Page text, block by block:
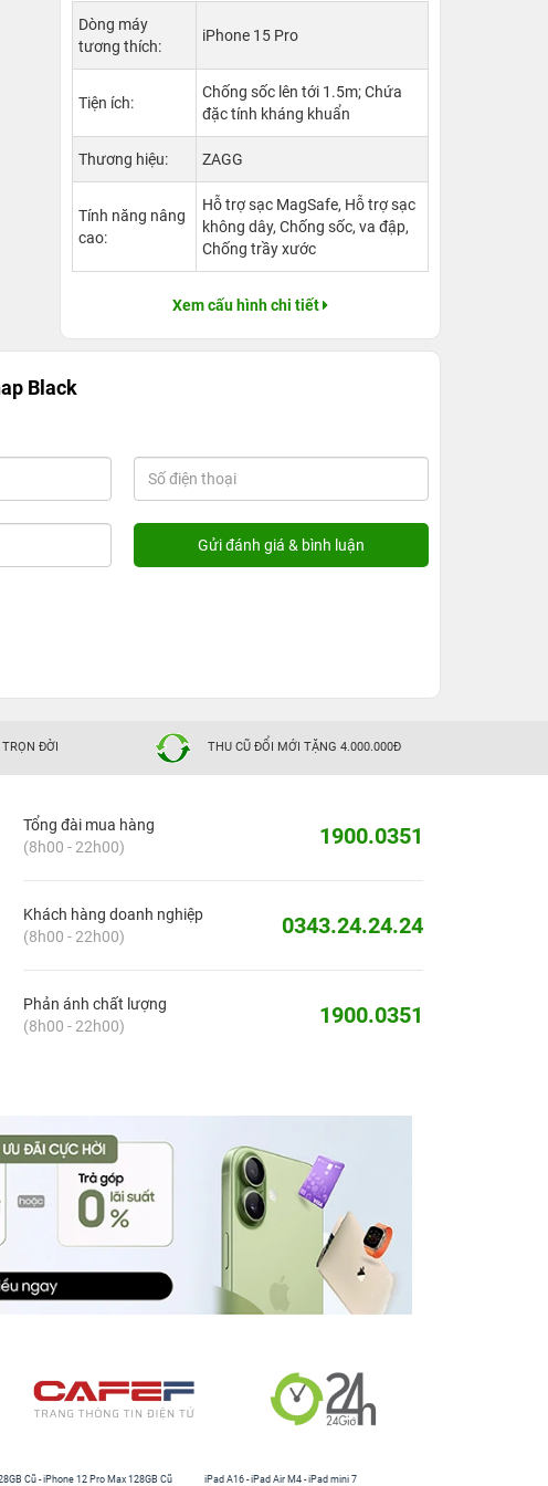
Dòng máy
tương thích:
iPhone 15 Pro
Tiện ích:
Chống sốc lên tới 1.5m; Chứa
đặc tính kháng khuẩn
Thương hiệu: ZAGG
Tính năng nâng
cao:
Hỗ trợ sạc MagSafe, Hỗ trợ sạc
không dây, Chống sốc, va đập,
Chống trầy xước
Xem cấu hình chi tiết
Black
ĐỜI THU CŨ ĐỔI MỚI TẶNG 4.000.000Đ
Tổng đài mua hàng
(8h00 - 22h00)
1900.0351
Khách hàng doanh nghiệp
(8h00 - 22h00)
0343.24.24.24
Phản ánh chất lượng
(8h00 - 22h00)
1900.0351
Cũ -iPhone 12 Pro Max 128GB Cũ iPad A16 -iPad Air M4 -iPad mini 7